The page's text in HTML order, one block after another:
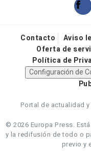
Contacto Aviso
Oferta de
Política de
Configuración de
Portal de actualidad
© 2026 Europa Press.
y la redifusión de todo o
previo y